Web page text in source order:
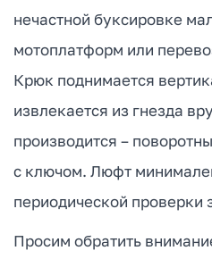
нечастной буксировке
мотоплатформ или
Крюк поднимается
извлекается из гнезда
производится –
с ключом. Люфт
периодической
Просим обратить